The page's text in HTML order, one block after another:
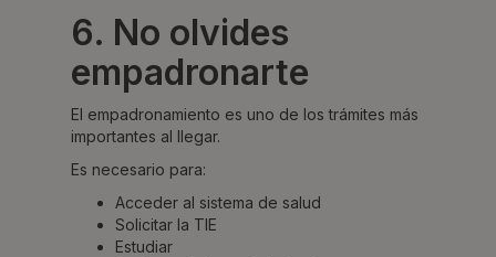
6. No olvides
empadronarte
El empadronamiento es uno de los trámites más
importantes al llegar.
Es necesario para:
Acceder al sistema de salud
Solicitar la TIE
Estudiar